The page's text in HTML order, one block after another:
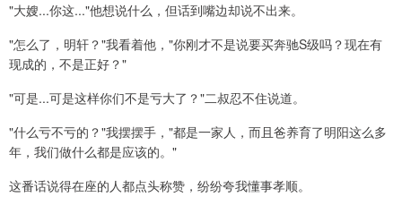
"大嫂...你这..."他想说什么，但话到嘴边却说不出来。
"怎么了，明轩？"我看着他，"你刚才不是说要买奔驰S级吗？现在有
现成的，不是正好？"
"可是...可是这样你们不是亏大了？"二叔忍不住说道。
"什么亏不亏的？"我摆摆手，"都是一家人，而且爸养育了明阳这么多
年，我们做什么都是应该的。"
这番话说得在座的人都点头称赞，纷纷夸我懂事孝顺。